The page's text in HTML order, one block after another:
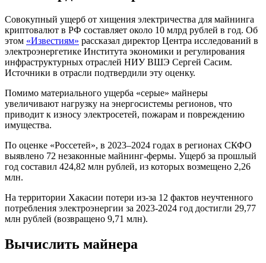
Совокупный ущерб от хищения электричества для майнинга
криптовалют в РФ составляет около 10 млрд рублей в год. Об
этом «Известиям» рассказал директор Центра исследований в
электроэнергетике Института экономики и регулирования
инфраструктурных отраслей НИУ ВШЭ Сергей Сасим.
Источники в отрасли подтвердили эту оценку.
Помимо материального ущерба «серые» майнеры
увеличивают нагрузку на энергосистемы регионов, что
приводит к износу электросетей, пожарам и повреждению
имущества.
По оценке «Россетей», в 2023–2024 годах в регионах СКФО
выявлено 72 незаконные майнинг-фермы. Ущерб за прошлый
год составил 424,82 млн рублей, из которых возмещено 2,26
млн.
На территории Хакасии потери из-за 12 фактов неучтенного
потребления электроэнергии за 2023-2024 год достигли 29,77
млн рублей (возвращено 9,71 млн).
Вычислить майнера